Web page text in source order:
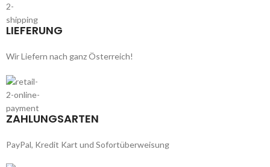
LIEFERUNG
Wir Liefern nach ganz Österreich!
ZAHLUNGSARTEN
PayPal, Kredit Kart und Sofortüberweisung